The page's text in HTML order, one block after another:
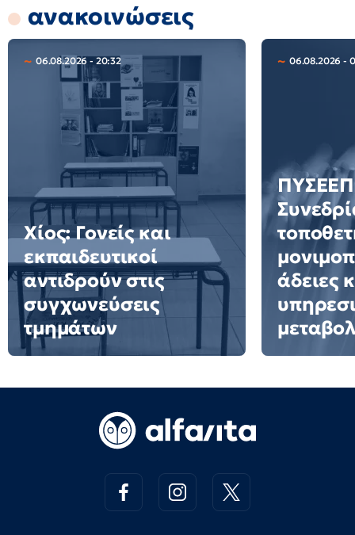
ανακοινώσεις
06.08.2026 - 20:32
Χίος: Γονείς και
εκπαιδευτικοί
αντιδρούν στις
συγχωνεύσεις
τμημάτων
06.08.2026 -
ΠΥΣΕΕΠ
άδειες